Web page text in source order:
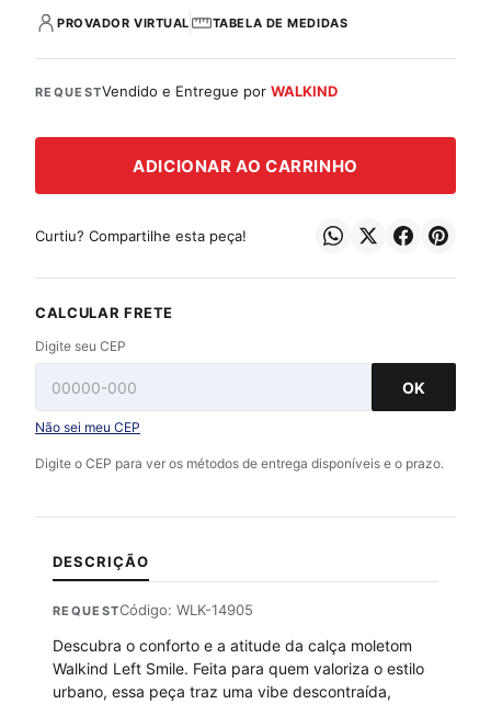
PROVADOR VIRTUAL TABELA DE MEDIDAS
REQUESTVendido e Entregue porWALKIND
ADICIONAR AO CARRINHO
Curtiu? Compartilhe esta peça!
CALCULAR FRETE
Digite seu CEP
OK
Não sei meu CEP
Digite o CEP para ver os métodos de entrega disponíveis e o prazo.
DESCRIÇÃO
REQUESTCódigo: WLK-14905
Descubra o conforto e a atitude da calça moletom
Walkind Left Smile. Feita para quem valoriza o estilo
urbano, essa peça traz uma vibe descontraída,